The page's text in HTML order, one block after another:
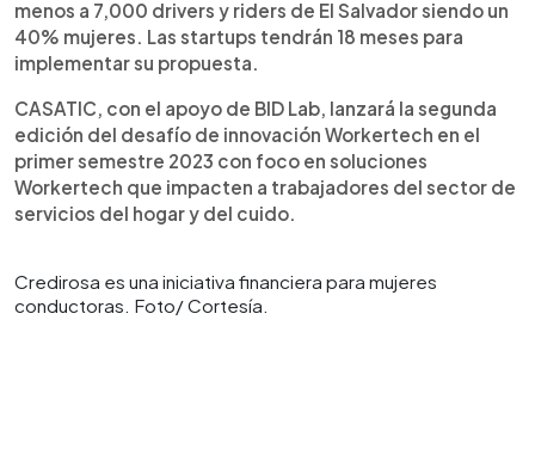
menos a 7,000 drivers y riders de El Salvador siendo un
40% mujeres. Las startups tendrán 18 meses para
implementar su propuesta.
CASATIC, con el apoyo de BID Lab, lanzará la segunda
edición del desafío de innovación Workertech en el
primer semestre 2023 con foco en soluciones
Workertech que impacten a trabajadores del sector de
servicios del hogar y del cuido.
Credirosa es una iniciativa financiera para mujeres
conductoras. Foto/ Cortesía.